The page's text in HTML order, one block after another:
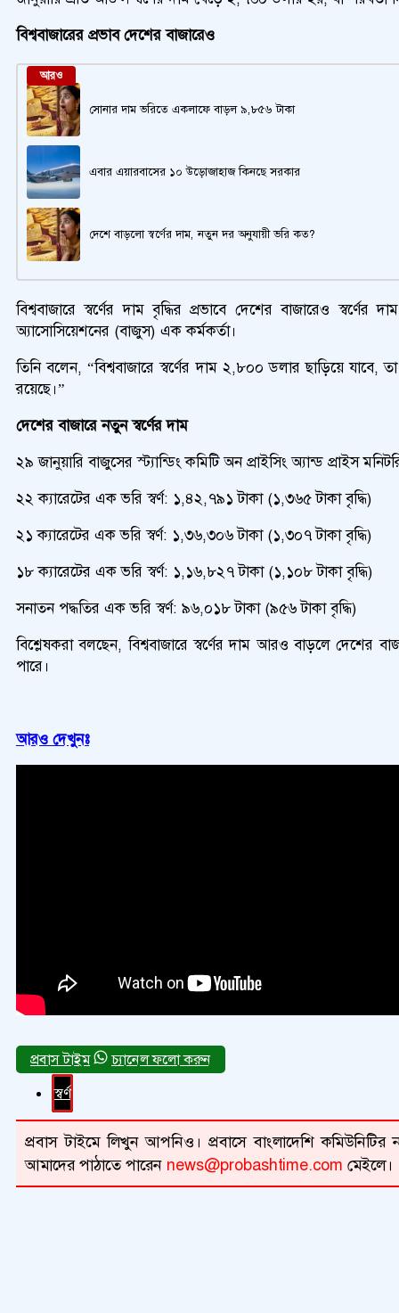
বিশ্ববাজারের প্রভাব দেশের বাজারেও
আরও
সোনার দাম ভরিতে একলাফে বাড়ল ৯,৮৫৬ টাকা
এবার এয়ারবাসের ১০ উড়োজাহাজ কিনছে সরকার
দেশে বাড়লো স্বর্ণের দাম, নতুন দর অনুযায়ী ভরি কত?
বিশ্ববাজারে স্বর্ণের দাম বৃদ্ধির প্রভাবে দেশের বাজারেও
অ্যাসোসিয়েশনের (বাজুস) এক কর্মকর্তা।
তিনি বলেন, “বিশ্ববাজারে স্বর্ণের দাম ২,৮০০ ডলার ছাড়িয়ে
রয়েছে।”
দেশের বাজারে নতুন স্বর্ণের দাম
২৯ জানুয়ারি বাজুসের স্ট্যান্ডিং কমিটি অন প্রাইসিং অ্যান্ড প্রাইস
২২ ক্যারেটের এক ভরি স্বর্ণ: ১,৪২,৭৯১ টাকা (১,৩৬৫ টাকা বৃদ্ধি)
২১ ক্যারেটের এক ভরি স্বর্ণ: ১,৩৬,৩০৬ টাকা (১,৩০৭ টাকা বৃদ্ধি)
১৮ ক্যারেটের এক ভরি স্বর্ণ: ১,১৬,৮২৭ টাকা (১,১০৮ টাকা বৃদ্ধি)
সনাতন পদ্ধতির এক ভরি স্বর্ণ: ৯৬,০১৮ টাকা (৯৫৬ টাকা বৃদ্ধি)
বিশ্লেষকরা বলছেন, বিশ্ববাজারে স্বর্ণের দাম আরও বাড়লে দেশের
পারে।
আরও দেখুনঃ
চ্যানেল ফলো করুন
স্বর্ণ
প্রবাস টাইমে লিখুন আপনিও। প্রবাসে বাংলাদেশি
আমাদের পাঠাতে পারেন news@probashtime.com মেইলে।